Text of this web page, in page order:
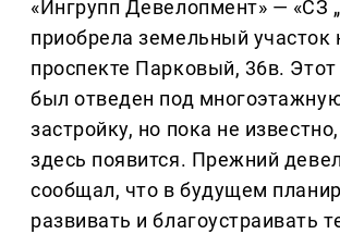
«Ингрупп Девелопмент» — «СЗ
приобрела земельный участок
проспекте Парковый, 36в. Этот
был отведен под
застройку, но пока не
здесь появится. Прежний
сообщал, что в будущем
развивать и благоустраивать